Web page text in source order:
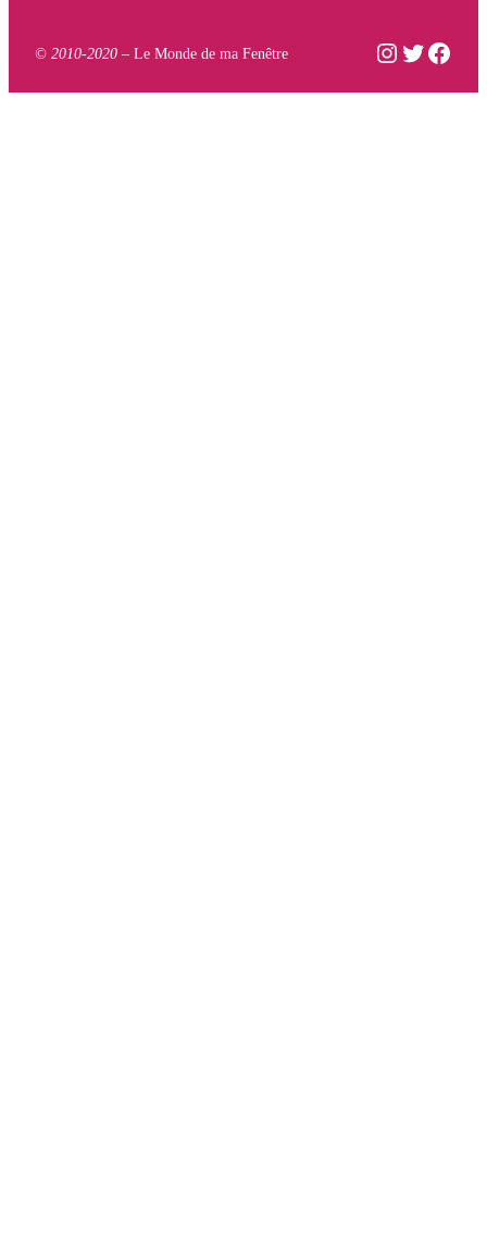
© 2010-2020 – Le Monde de ma Fenêtre Instagram
Twitter